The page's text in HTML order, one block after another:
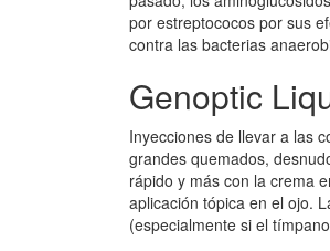
por estreptococos por sus
contra las bacterias
Genoptic
Inyecciones de llevar a las
grandes quemados,
rápido y más con la crema
aplicación tópica en el ojo.
(especialmente si el